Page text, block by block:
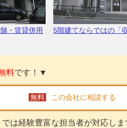
・賃貸併用
5階建てならではの
料です！▼
この会社に相談する
は経験豊富な担当者が対応しま